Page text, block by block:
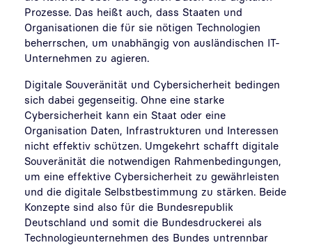
Prozesse. Das heißt auch, dass Staaten und
Organisationen die für sie nötigen Technologien
beherrschen, um unabhängig von ausländischen IT-
Unternehmen zu agieren.
Digitale Souveränität und Cybersicherheit bedingen
sich dabei gegenseitig. Ohne eine starke
Cybersicherheit kann ein Staat oder eine
Organisation Daten, Infrastrukturen und Interessen
nicht effektiv schützen. Umgekehrt schafft digitale
Souveränität die notwendigen Rahmenbedingungen,
um eine effektive Cybersicherheit zu gewährleisten
und die digitale Selbstbestimmung zu stärken. Beide
Konzepte sind also für die Bundesrepublik
Deutschland und somit die Bundesdruckerei als
Technologieunternehmen des Bundes untrennbar